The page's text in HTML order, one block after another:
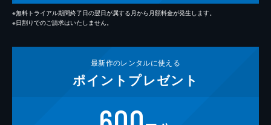
※無料トライアル期間終了日の翌日が属する月から月額料金が発生します。
※日割りでのご請求はいたしません。
最新作のレンタルに使える
ポイント プレゼント